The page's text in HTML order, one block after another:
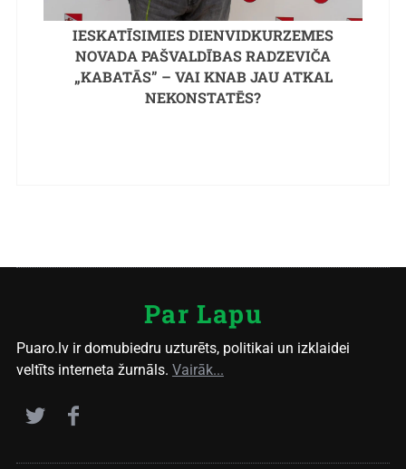
IESKATĪSIMIES DIENVIDKURZEMES
NOVADA PAŠVALDĪBAS RADZEVIČA
„KABATĀS” – VAI KNAB JAU ATKAL
NEKONSTATĒS?
Par Lapu
Puaro.lv ir domubiedru uzturēts, politikai un izklaidei
veltīts interneta žurnāls. Vairāk...